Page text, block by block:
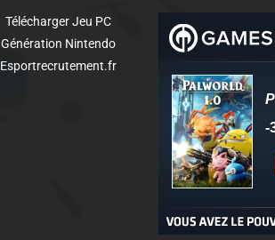
Télécharger Jeu PC
Génération Nintendo
Esportrecrutement.fr